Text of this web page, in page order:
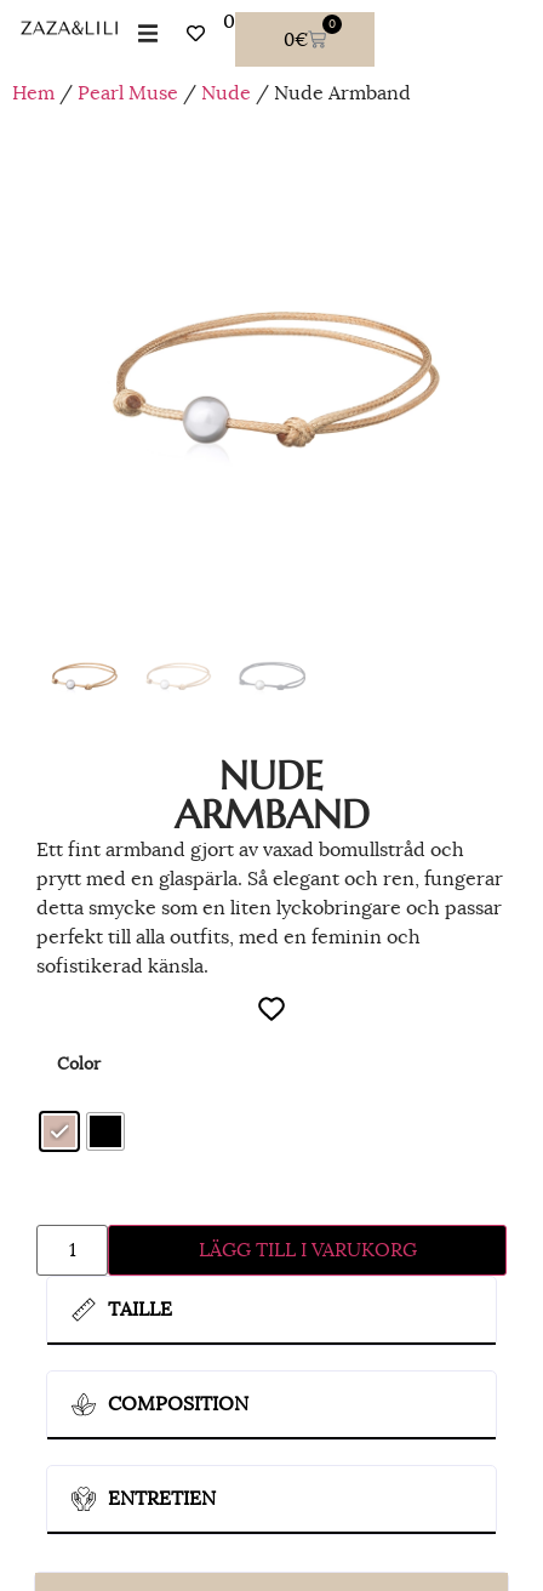
0
0€
0
Hem / Pearl Muse / Nude / Nude Armband
NUDE
ARMBAND
Ett fint armband gjort av vaxad bomullstråd och
prytt med en glaspärla. Så elegant och ren, fungerar
detta smycke som en liten lyckobringare och passar
perfekt till alla outfits, med en feminin och
sofistikerad känsla.
Color
LÄGG TILL I VARUKORG
TAILLE
COMPOSITION
ENTRETIEN